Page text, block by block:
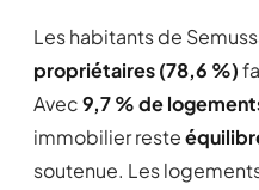
Les habitants de
propriétaires (78,6 %)
Avec9,7 % de
immobilier reste
soutenue. Les